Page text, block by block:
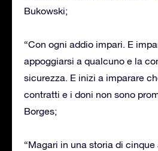
Bukowski;
“Con ogni addio impari. E
appoggiarsi a qualcuno e la
sicurezza. E inizi a imparare
contratti e i doni non sono
Borges;
“Magari in una storia di